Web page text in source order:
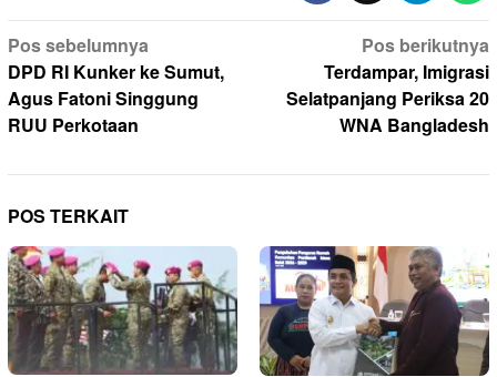
Navigasi
pos
Pos sebelumnya
DPD RI Kunker ke Sumut,
Agus Fatoni Singgung
RUU Perkotaan
Pos berikutnya
Terdampar, Imigrasi
Selatpanjang Periksa 20
WNA Bangladesh
POS TERKAIT